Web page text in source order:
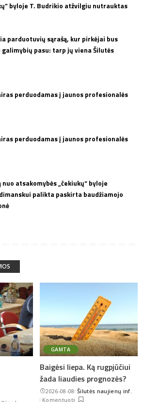
byloje T. Budrikio atžvilgiu nutrauktas
parduotuvių sąrašą, kur pirkėjai bus
pasu: tarp jų viena Šilutės
perduodamas į jaunos profesionalės
perduodamas į jaunos profesionalės
atsakomybės „čekiukų“ byloje
palikta paskirta baudžiamojo
GAMTA
Baigėsi liepa. Ką rugpjūčiui
žada liaudies prognozės?
2026-08-08Posted
Šilutės naujienų inf.
Komentuoti